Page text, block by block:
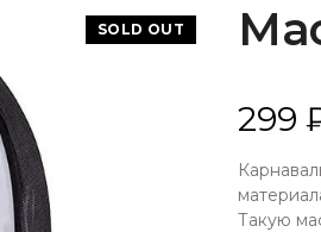
SOLD OUT
299
Такую